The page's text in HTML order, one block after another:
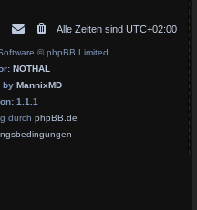
Alle Zeiten sind UTC+02:00
© phpBB Limited
NOTHAL
by MannixMD
1.1.1
durch phpBB.de